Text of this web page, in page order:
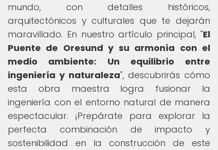
mundo, con detalles históricos,
arquitectónicos y culturales que te dejarán
maravillado. En nuestro artículo principal, "El
Puente de Oresund y su armonía con el
medio ambiente: Un equilibrio entre
ingeniería y naturaleza", descubrirás cómo
esta obra maestra logra fusionar la
ingeniería con el entorno natural de manera
espectacular. ¡Prepárate para explorar la
perfecta combinación de impacto y
sostenibilidad en la construcción de este